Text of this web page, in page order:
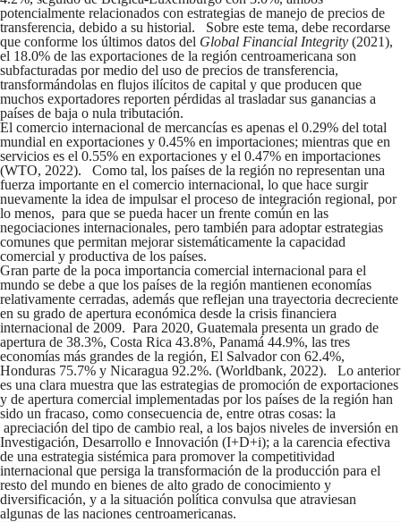
potencialmente relacionados con estrategias de manejo de precios de
transferencia, debido a su historial. Sobre este tema, debe recordarse
que conforme los últimos datos del Global Financial Integrity (2021),
el 18.0% de las exportaciones de la región centroamericana son
subfacturadas por medio del uso de precios de transferencia,
transformándolas en flujos ilícitos de capital y que producen que
muchos exportadores reporten pérdidas al trasladar sus ganancias a
países de baja o nula tributación.
El comercio internacional de mercancías es apenas el 0.29% del total
mundial en exportaciones y 0.45% en importaciones; mientras que en
servicios es el 0.55% en exportaciones y el 0.47% en importaciones
(WTO, 2022). Como tal, los países de la región no representan una
fuerza importante en el comercio internacional, lo que hace surgir
nuevamente la idea de impulsar el proceso de integración regional, por
lo menos, para que se pueda hacer un frente común en las
negociaciones internacionales, pero también para adoptar estrategias
comunes que permitan mejorar sistemáticamente la capacidad
comercial y productiva de los países.
Gran parte de la poca importancia comercial internacional para el
mundo se debe a que los países de la región mantienen economías
relativamente cerradas, además que reflejan una trayectoria decreciente
en su grado de apertura económica desde la crisis financiera
internacional de 2009. Para 2020, Guatemala presenta un grado de
apertura de 38.3%, Costa Rica 43.8%, Panamá 44.9%, las tres
economías más grandes de la región, El Salvador con 62.4%,
Honduras 75.7% y Nicaragua 92.2%. (Worldbank, 2022). Lo anterior
es una clara muestra que las estrategias de promoción de exportaciones
y de apertura comercial implementadas por los países de la región han
sido un fracaso, como consecuencia de, entre otras cosas: la
apreciación del tipo de cambio real, a los bajos niveles de inversión en
Investigación, Desarrollo e Innovación (I+D+i); a la carencia efectiva
de una estrategia sistémica para promover la competitividad
internacional que persiga la transformación de la producción para el
resto del mundo en bienes de alto grado de conocimiento y
diversificación, y a la situación política convulsa que atraviesan
algunas de las naciones centroamericanas.